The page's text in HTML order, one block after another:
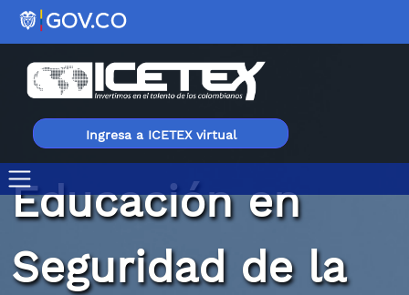
Ingresa a ICETEX virtual
Seguridad de la informacion ICETEX
Educación en
Seguridad de la